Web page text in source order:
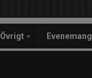
Övrigt Evenemang